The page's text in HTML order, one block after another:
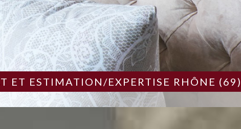
ET ESTIMATION/EXPERTISE RHÔNE (69)